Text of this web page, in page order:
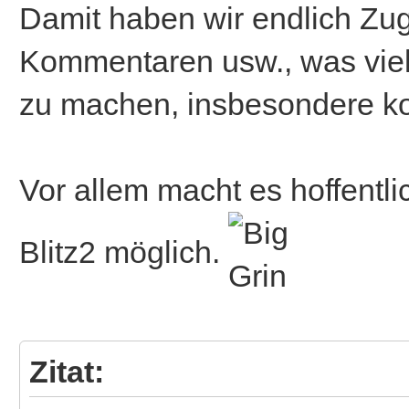
Damit haben wir endlich
Kommentaren usw., was
zu machen, insbesondere
Vor allem macht es
Blitz2 möglich.
Zitat: